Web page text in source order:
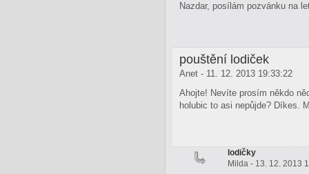
Nazdar, posílám pozvánku na
pouštění lodiček
Anet - 11. 12. 2013 19:33:22
Ahojte! Nevíte prosím někdo
holubic to asi nepůjde? Díkes.
lodičky
Milda - 13. 12. 2013